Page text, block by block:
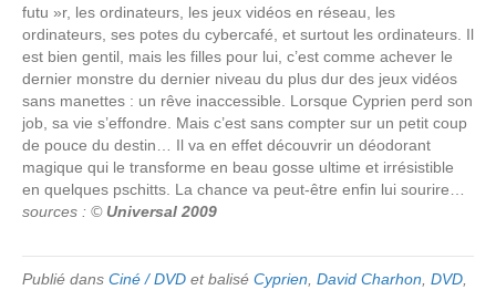
futu »r, les ordinateurs, les jeux vidéos en réseau, les
ordinateurs, ses potes du cybercafé, et surtout les ordinateurs. Il
est bien gentil, mais les filles pour lui, c’est comme achever le
dernier monstre du dernier niveau du plus dur des jeux vidéos
sans manettes : un rêve inaccessible. Lorsque Cyprien perd son
job, sa vie s’effondre. Mais c’est sans compter sur un petit coup
de pouce du destin… Il va en effet découvrir un déodorant
magique qui le transforme en beau gosse ultime et irrésistible
en quelques pschitts. La chance va peut-être enfin lui sourire…
sources : © Universal 2009
Publié dans Ciné / DVD et balisé Cyprien David Charhon DVD